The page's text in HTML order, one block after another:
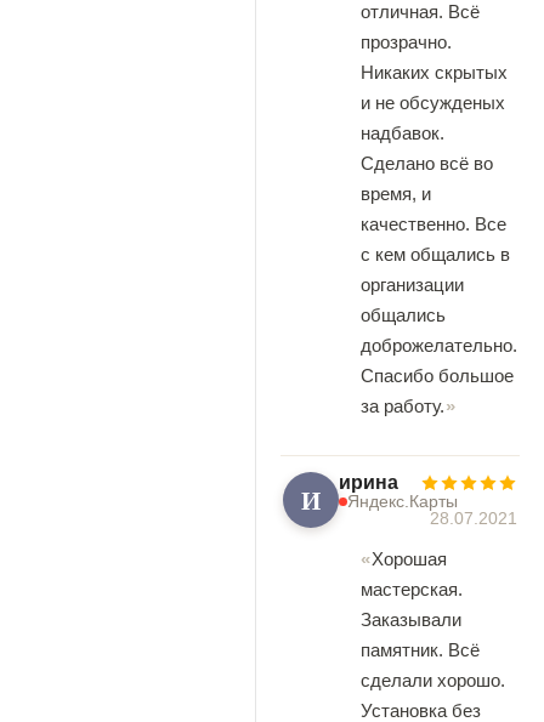
отличная. Всё
прозрачно.
Никаких скрытых
и не обсужденых
надбавок.
Сделано всё во
время, и
качественно. Все
с кем общались в
организации
общались
доброжелательно.
Спасибо большое
за работу.
И ирина
Яндекс.Карты
28.07.2021
Хорошая
мастерская.
Заказывали
памятник. Всё
сделали хорошо.
Установка без